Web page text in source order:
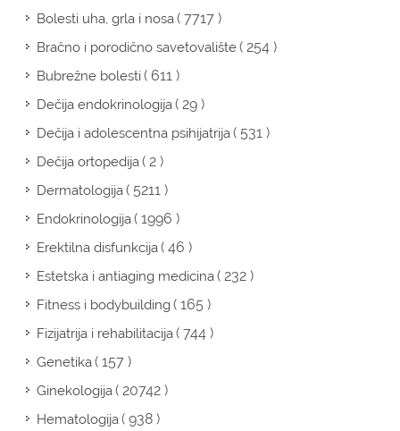
Bolesti uha, grla i nosa( 7717 )
Bračno i porodično savetovalište( 254 )
Bubrežne bolesti( 611 )
Dečija endokrinologija( 29 )
Dečija i adolescentna psihijatrija( 531 )
Dečija ortopedija( 2 )
Dermatologija( 5211 )
Endokrinologija( 1996 )
Erektilna disfunkcija( 46 )
Estetska i antiaging medicina( 232 )
Fitness i bodybuilding( 165 )
Fizijatrija i rehabilitacija( 744 )
Genetika( 157 )
Ginekologija( 20742 )
Hematologija( 938 )